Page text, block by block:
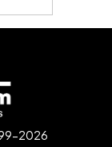
2026